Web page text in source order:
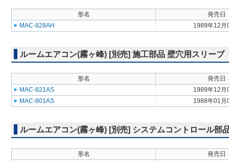
形名
発売日
MAC-828AH
1989年12月
ルームエアコン(霧ヶ峰) [別売] 施工部品 壁穴用スリーブ
形名
発売日
MAC-821AS
1989年12月
MAC-801AS
1988年01月
ルームエアコン(霧ヶ峰) [別売] システムコントロール部
形名
発売日